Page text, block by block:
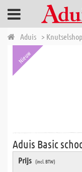
Aduis > Knutselshop
Nieuw
Aduis Basic
Prijs (incl. BTW)